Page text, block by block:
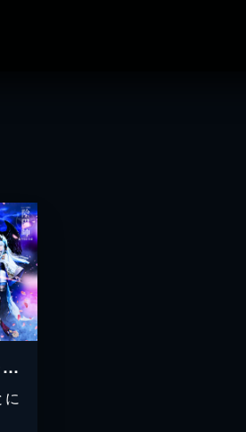
ミュージカル「陰陽師」～平安絵巻～
に